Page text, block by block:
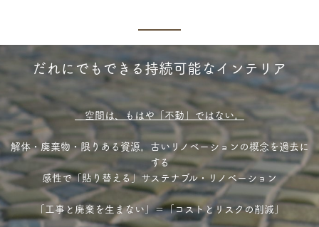
だれにでもできる持続可能なインテリア
空間は、もはや「不動」ではない。
解体・廃棄物・限りある資源。古いリノベーションの概念を過去に
する
感性で「貼り替える」サステナブル・リノベーション
「工事と廃棄を生まない」＝「コストとリスクの削減」